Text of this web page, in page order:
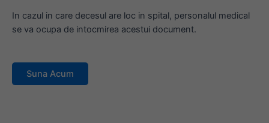
In cazul in care decesul are loc in spital, personalul medical
se va ocupa de intocmirea acestui document.
Suna Acum